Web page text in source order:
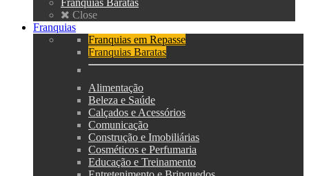
Franquias Baratas
Close
Franquias
Franquias em Repasse
Franquias Baratas
Alimentação
Beleza e Saúde
Calçados e Acessórios
Comunicação
Construção e Imobiliárias
Cosméticos e Perfumaria
Educação e Treinamento